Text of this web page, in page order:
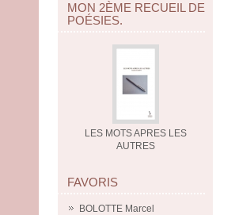
MON 2ÈME RECUEIL DE
POÉSIES.
LES MOTS APRES LES
AUTRES
FAVORIS
BOLOTTE Marcel